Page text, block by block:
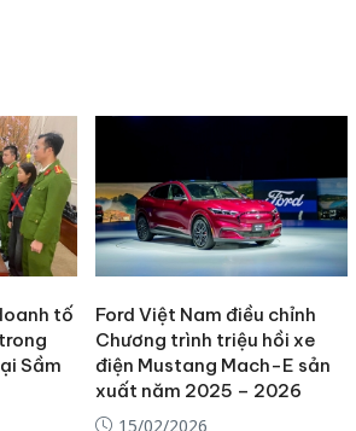
tố
Sầm
Ford Việt Nam điều chỉnh
Chương trình triệu hồi xe
điện Mustang Mach-E sản
xuất năm 2025 – 2026
15/02/2026